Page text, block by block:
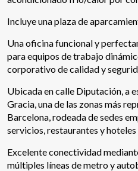
Incluye una plaza de
Una oficina funcional y
para equipos de trabajo
corporativo de calidad y
Ubicada en calle Diputación, a
Gracia, una de las zonas más
Barcelona, rodeada de sedes
servicios, restaurantes y
Excelente conectividad
múltiples líneas de metro y
Modificar cookies
Técnicas y funcionales
información con la finalidad
Si continua navegando,
instalación de las mismas. El
de configurar su navegador
impedir que sean instaladas
dificultades de navegación de